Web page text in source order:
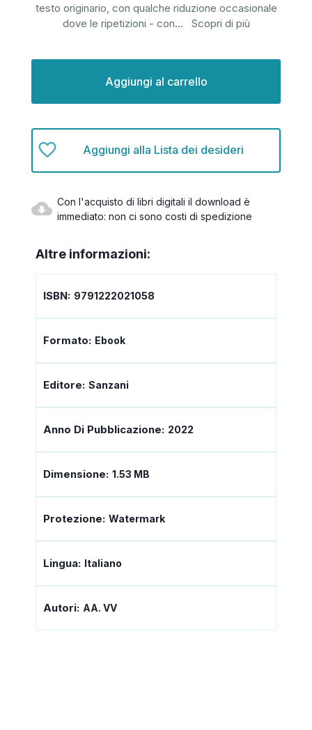
testo originario, con qualche riduzione occasionale
dove le ripetizioni - con... Scopri di più
Aggiungi alla Lista dei desideri
Con l'acquisto di libri digitali il download è
immediato: non ci sono costi di spedizione
Altre informazioni:
ISBN: 9791222021058
Formato: Ebook
Editore: Sanzani
Anno Di Pubblicazione: 2022
Dimensione: 1.53 MB
Protezione: Watermark
Lingua: Italiano
Autori: AA. VV